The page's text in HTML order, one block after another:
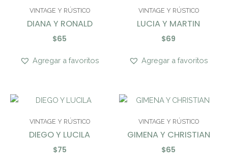
VINTAGE Y RÚSTICO
DIANA Y RONALD
$65
Agregar a favoritos
VINTAGE Y RÚSTICO
LUCIA Y MARTIN
$69
Agregar a favoritos
VINTAGE Y RÚSTICO
DIEGO Y LUCILA
$75
VINTAGE Y RÚSTICO
GIMENA Y CHRISTIAN
$65